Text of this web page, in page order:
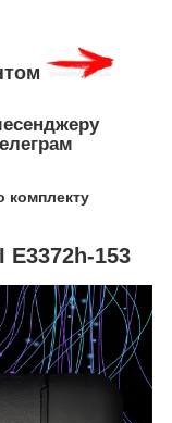
комплекту
E3372h-153